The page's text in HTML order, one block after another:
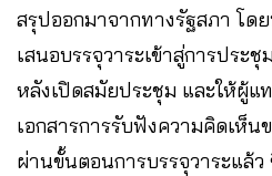
สรุปออกมาจากทางรัฐสภา โด
เสนอบรรจุวาระเข้าสู่การประ
หลังเปิดสมัยประชุม และให้ผู้
เอกสารการรับฟังความคิดเห็น
ผ่านขั้นตอนการบรรจุวาระแล้